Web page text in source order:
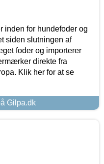
inden for hundefoder og
siden slutningen af
foder og importerer
direkte fra
Klik her for at se
Gilpa.dk